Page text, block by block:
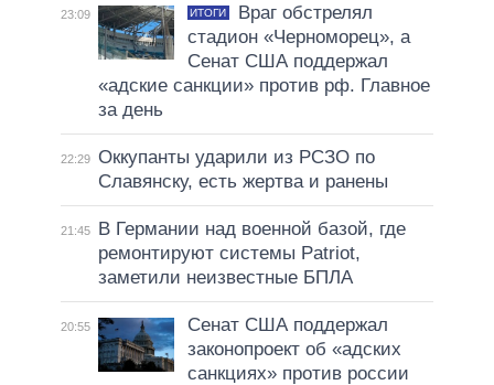
23:09 ИТОГИ
Враг обстрелял
стадион «Черноморец», а
Сенат США поддержал
«адские санкции» против рф. Главное
за день
22:29 Оккупанты ударили из РСЗО по
Славянску, есть жертва и ранены
21:45
В Германии над военной базой, где
ремонтируют системы Patriot,
заметили неизвестные БПЛА
20:55
Сенат США поддержал
законопроект об «адских
санкциях» против россии